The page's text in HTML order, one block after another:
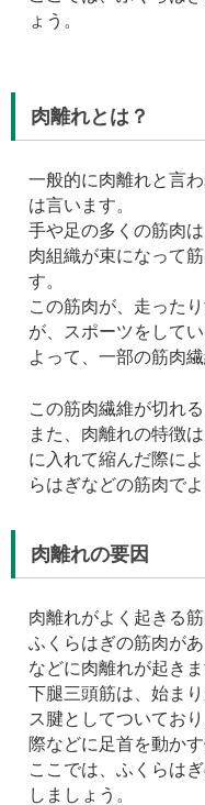
ょう。
肉離れとは？
一般的に肉離れと言
は言います。
手や足の多くの筋肉
肉組織が束になって
す。
この筋肉が、走った
が、スポーツをして
よって、一部の筋肉繊
この筋肉繊維が切れ
また、肉離れの特徴
に入れて縮んだ際に
らはぎなどの筋肉でよ
肉離れの要因
肉離れがよく起きる
ふくらはぎの筋肉が
などに肉離れが起きま
下腿三頭筋は、始ま
ス腱としてついてお
際などに足首を動か
ここでは、ふくらは
しましょう。